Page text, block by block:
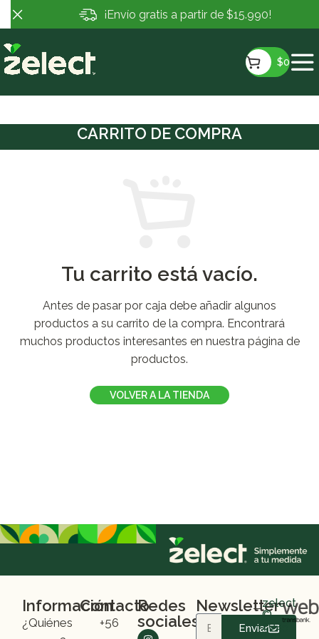
$0
CARRITO DE COMPRA
Tu carrito está vacío.
Antes de pasar por caja debe añadir algunos
productos a su carrito de la compra. Encontrará
muchos productos interesantes en nuestra página de
productos.
VOLVER A LA TIENDA
Información
¿Quiénes
Contacto
+56
Redes
sociales
Newsletter
Enviar
zelect
©
2025
¡Envío gratis a partir de $15.990!